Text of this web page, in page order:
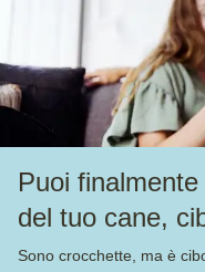
Puoi
del tuo cane,
Sono crocchette, ma è
Prodotti
Altri link
Alimentazione